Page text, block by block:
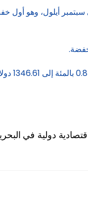
أيلول، وهو
دولية في